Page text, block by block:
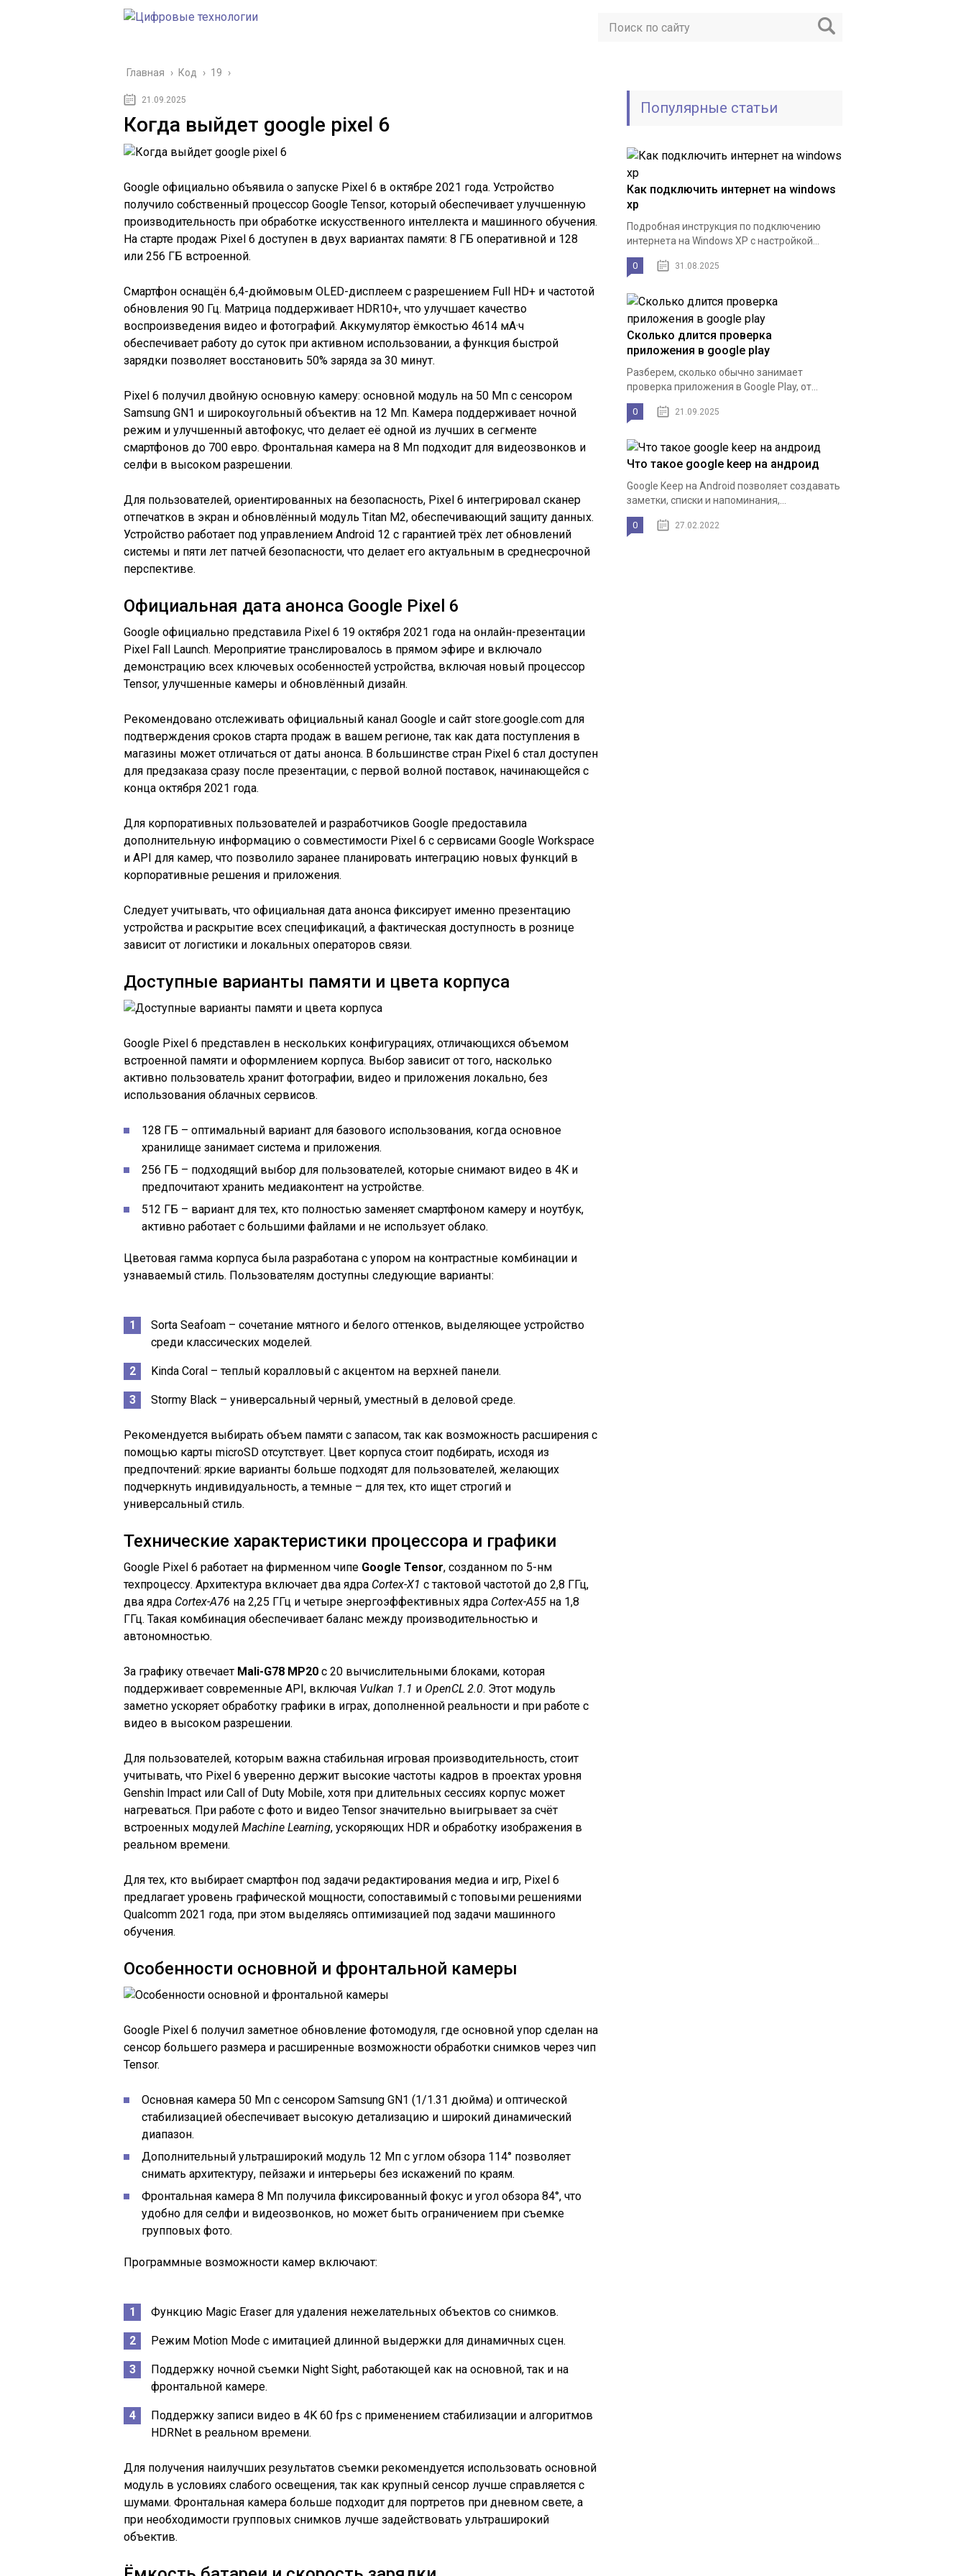
Главная › Код › 19 ›
21.09.2025
Когда выйдет google pixel 6
Google официально объявила о запуске Pixel 6 в октябре 2021 года. Устройство
получило собственный процессор Google Tensor, который обеспечивает улучшенную
производительность при обработке искусственного интеллекта и машинного обучения.
На старте продаж Pixel 6 доступен в двух вариантах памяти: 8 ГБ оперативной и 128
или 256 ГБ встроенной.
Смартфон оснащён 6,4-дюймовым OLED-дисплеем с разрешением Full HD+ и частотой
обновления 90 Гц. Матрица поддерживает HDR10+, что улучшает качество
воспроизведения видео и фотографий. Аккумулятор ёмкостью 4614 мА·ч
обеспечивает работу до суток при активном использовании, а функция быстрой
зарядки позволяет восстановить 50% заряда за 30 минут.
Pixel 6 получил двойную основную камеру: основной модуль на 50 Мп с сенсором
Samsung GN1 и широкоугольный объектив на 12 Мп. Камера поддерживает ночной
режим и улучшенный автофокус, что делает её одной из лучших в сегменте
смартфонов до 700 евро. Фронтальная камера на 8 Мп подходит для видеозвонков и
селфи в высоком разрешении.
Для пользователей, ориентированных на безопасность, Pixel 6 интегрировал сканер
отпечатков в экран и обновлённый модуль Titan M2, обеспечивающий защиту данных.
Устройство работает под управлением Android 12 с гарантией трёх лет обновлений
системы и пяти лет патчей безопасности, что делает его актуальным в среднесрочной
перспективе.
Официальная дата анонса Google Pixel 6
Google официально представила Pixel 6 19 октября 2021 года на онлайн-презентации
Pixel Fall Launch. Мероприятие транслировалось в прямом эфире и включало
демонстрацию всех ключевых особенностей устройства, включая новый процессор
Tensor, улучшенные камеры и обновлённый дизайн.
Рекомендовано отслеживать официальный канал Google и сайт store.google.com для
подтверждения сроков старта продаж в вашем регионе, так как дата поступления в
магазины может отличаться от даты анонса. В большинстве стран Pixel 6 стал доступен
для предзаказа сразу после презентации, с первой волной поставок, начинающейся с
конца октября 2021 года.
Для корпоративных пользователей и разработчиков Google предоставила
дополнительную информацию о совместимости Pixel 6 с сервисами Google Workspace
и API для камер, что позволило заранее планировать интеграцию новых функций в
корпоративные решения и приложения.
Следует учитывать, что официальная дата анонса фиксирует именно презентацию
устройства и раскрытие всех спецификаций, а фактическая доступность в рознице
зависит от логистики и локальных операторов связи.
Доступные варианты памяти и цвета корпуса
Google Pixel 6 представлен в нескольких конфигурациях, отличающихся объемом
встроенной памяти и оформлением корпуса. Выбор зависит от того, насколько
активно пользователь хранит фотографии, видео и приложения локально, без
использования облачных сервисов.
128 ГБ – оптимальный вариант для базового использования, когда основное
хранилище занимает система и приложения.
256 ГБ – подходящий выбор для пользователей, которые снимают видео в 4K и
предпочитают хранить медиаконтент на устройстве.
512 ГБ – вариант для тех, кто полностью заменяет смартфоном камеру и ноутбук,
активно работает с большими файлами и не использует облако.
Цветовая гамма корпуса была разработана с упором на контрастные комбинации и
узнаваемый стиль. Пользователям доступны следующие варианты:
Sorta Seafoam – сочетание мятного и белого оттенков, выделяющее устройство
среди классических моделей.
Kinda Coral – теплый коралловый с акцентом на верхней панели.
Stormy Black – универсальный черный, уместный в деловой среде.
Рекомендуется выбирать объем памяти с запасом, так как возможность расширения с
помощью карты microSD отсутствует. Цвет корпуса стоит подбирать, исходя из
предпочтений: яркие варианты больше подходят для пользователей, желающих
подчеркнуть индивидуальность, а темные – для тех, кто ищет строгий и
универсальный стиль.
Технические характеристики процессора и графики
Google Pixel 6 работает на фирменном чипе Google Tensor, созданном по 5-нм
техпроцессу. Архитектура включает два ядра Cortex-X1 с тактовой частотой до 2,8 ГГц,
два ядра Cortex-A76 на 2,25 ГГц и четыре энергоэффективных ядра Cortex-A55 на 1,8
ГГц. Такая комбинация обеспечивает баланс между производительностью и
автономностью.
За графику отвечает Mali-G78 MP20 с 20 вычислительными блоками, которая
поддерживает современные API, включая Vulkan 1.1 и OpenCL 2.0. Этот модуль
заметно ускоряет обработку графики в играх, дополненной реальности и при работе с
видео в высоком разрешении.
Для пользователей, которым важна стабильная игровая производительность, стоит
учитывать, что Pixel 6 уверенно держит высокие частоты кадров в проектах уровня
Genshin Impact или Call of Duty Mobile, хотя при длительных сессиях корпус может
нагреваться. При работе с фото и видео Tensor значительно выигрывает за счёт
встроенных модулей Machine Learning, ускоряющих HDR и обработку изображения в
реальном времени.
Для тех, кто выбирает смартфон под задачи редактирования медиа и игр, Pixel 6
предлагает уровень графической мощности, сопоставимый с топовыми решениями
Qualcomm 2021 года, при этом выделяясь оптимизацией под задачи машинного
обучения.
Особенности основной и фронтальной камеры
Google Pixel 6 получил заметное обновление фотомодуля, где основной упор сделан на
сенсор большего размера и расширенные возможности обработки снимков через чип
Tensor.
Основная камера 50 Мп с сенсором Samsung GN1 (1/1.31 дюйма) и оптической
стабилизацией обеспечивает высокую детализацию и широкий динамический
диапазон.
Дополнительный ультраширокий модуль 12 Мп с углом обзора 114° позволяет
снимать архитектуру, пейзажи и интерьеры без искажений по краям.
Фронтальная камера 8 Мп получила фиксированный фокус и угол обзора 84°, что
удобно для селфи и видеозвонков, но может быть ограничением при съемке
групповых фото.
Программные возможности камер включают:
Функцию Magic Eraser для удаления нежелательных объектов со снимков.
Режим Motion Mode с имитацией длинной выдержки для динамичных сцен.
Поддержку ночной съемки Night Sight, работающей как на основной, так и на
фронтальной камере.
Поддержку записи видео в 4K 60 fps с применением стабилизации и алгоритмов
HDRNet в реальном времени.
Для получения наилучших результатов съемки рекомендуется использовать основной
модуль в условиях слабого освещения, так как крупный сенсор лучше справляется с
шумами. Фронтальная камера больше подходит для портретов при дневном свете, а
при необходимости групповых снимков лучше задействовать ультраширокий
объектив.
Популярные статьи
Как подключить интернет на windows
xp
Подробная инструкция по подключению
интернета на Windows XP с настройкой...
0 31.08.2025
Сколько длится проверка
приложения в google play
Разберем, сколько обычно занимает
проверка приложения в Google Play, от...
0 21.09.2025
Что такое google keep на андроид
Google Keep на Android позволяет создавать
заметки, списки и напоминания,...
0 27.02.2022